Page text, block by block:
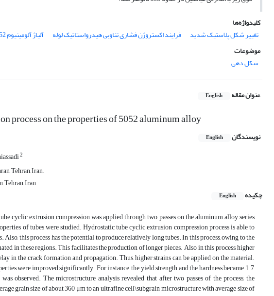
کلیدواژه‌ها
تغییر شکل پلاستیک شدید
فرایند اکستروژن فشاری تناوبی هیدرواستاتیک لوله آلیاژ آلومینیوم 5052
موضوعات
شکل دهی
عنوان مقاله English
process on the properties of 5052 aluminum alloy
نویسندگان English
2
Tehran, Iran.
Tehran, Iran
چکیده
English
cyclic extrusion compression was applied through two passes on the aluminum alloy series
of tubes were studied. Hydrostatic tube cyclic extrusion compression process is able to
this process has the potential to produce relatively long tubes. In this process, owing to the
in these regions. This facilitates the production of longer pieces. Also, in this process, higher
in the crack formation and propagation. Thus, higher strains can be applied on the material.
were improved significantly. For instance, the yield strength and the hardness became 1.7,
observed. The microstructure analysis revealed that after two passes of the process, the
grain size of about 360 μm to an ultrafine cell\subgrain microstructure with average size of